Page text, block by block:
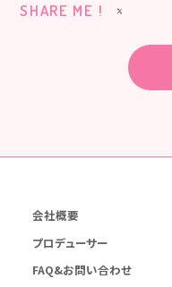
SHARE ME !
会社概要
プロデューサー
FAQ&お問い合わせ